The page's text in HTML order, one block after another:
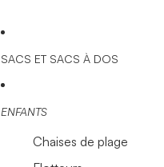
SACS ET SACS À DOS
ENFANTS
Chaises de plage